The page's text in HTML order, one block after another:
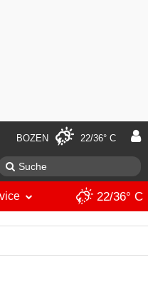
BOZEN 22/36° C
22/36° C